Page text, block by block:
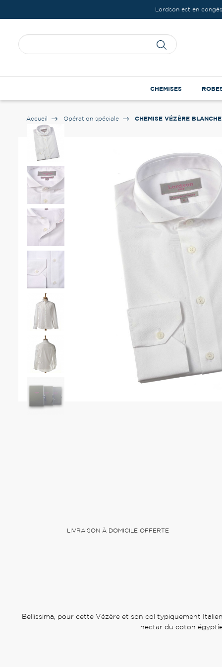
Lordson est en
CHEMISES
Accueil Opération spéciale CHEMISE VÉZÈRE
LIVRAISON À DOMICILE OFFERTE
Bellissima, pour cette Vézère et son col typiquement
nectar du coton